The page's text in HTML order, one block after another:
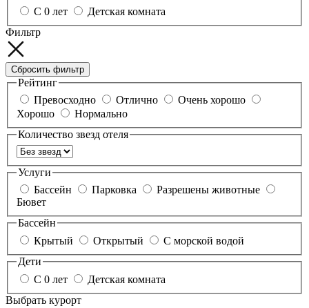
С 0 лет
Детская комната
Фильтр
Сбросить фильтр
Рейтинг
Превосходно
Отлично
Очень хорошо
Хорошо
Нормально
Количество звезд отеля
Услуги
Бассейн
Парковка
Разрешены животные
Бювет
Бассейн
Крытый
Открытый
С морской водой
Дети
С 0 лет
Детская комната
Выбрать курорт